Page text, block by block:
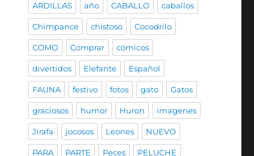
ARDILLAS año CABALLO caballos
Chimpance chistoso Cocodrilo
COMO Comprar cómicos
divertidos Elefante Español
FAUNA festivo fotos gato Gatos
graciosos humor Huron imagenes
Jirafa jocosos Leones NUEVO
PARA PARTE Peces PELUCHE